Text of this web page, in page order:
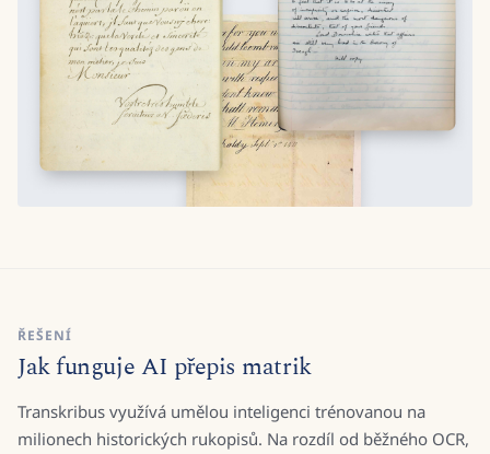
ŘEŠENÍ
Jak funguje AI přepis matrik
Transkribus využívá umělou inteligenci trénovanou na
milionech historických rukopisů. Na rozdíl od běžného OCR,